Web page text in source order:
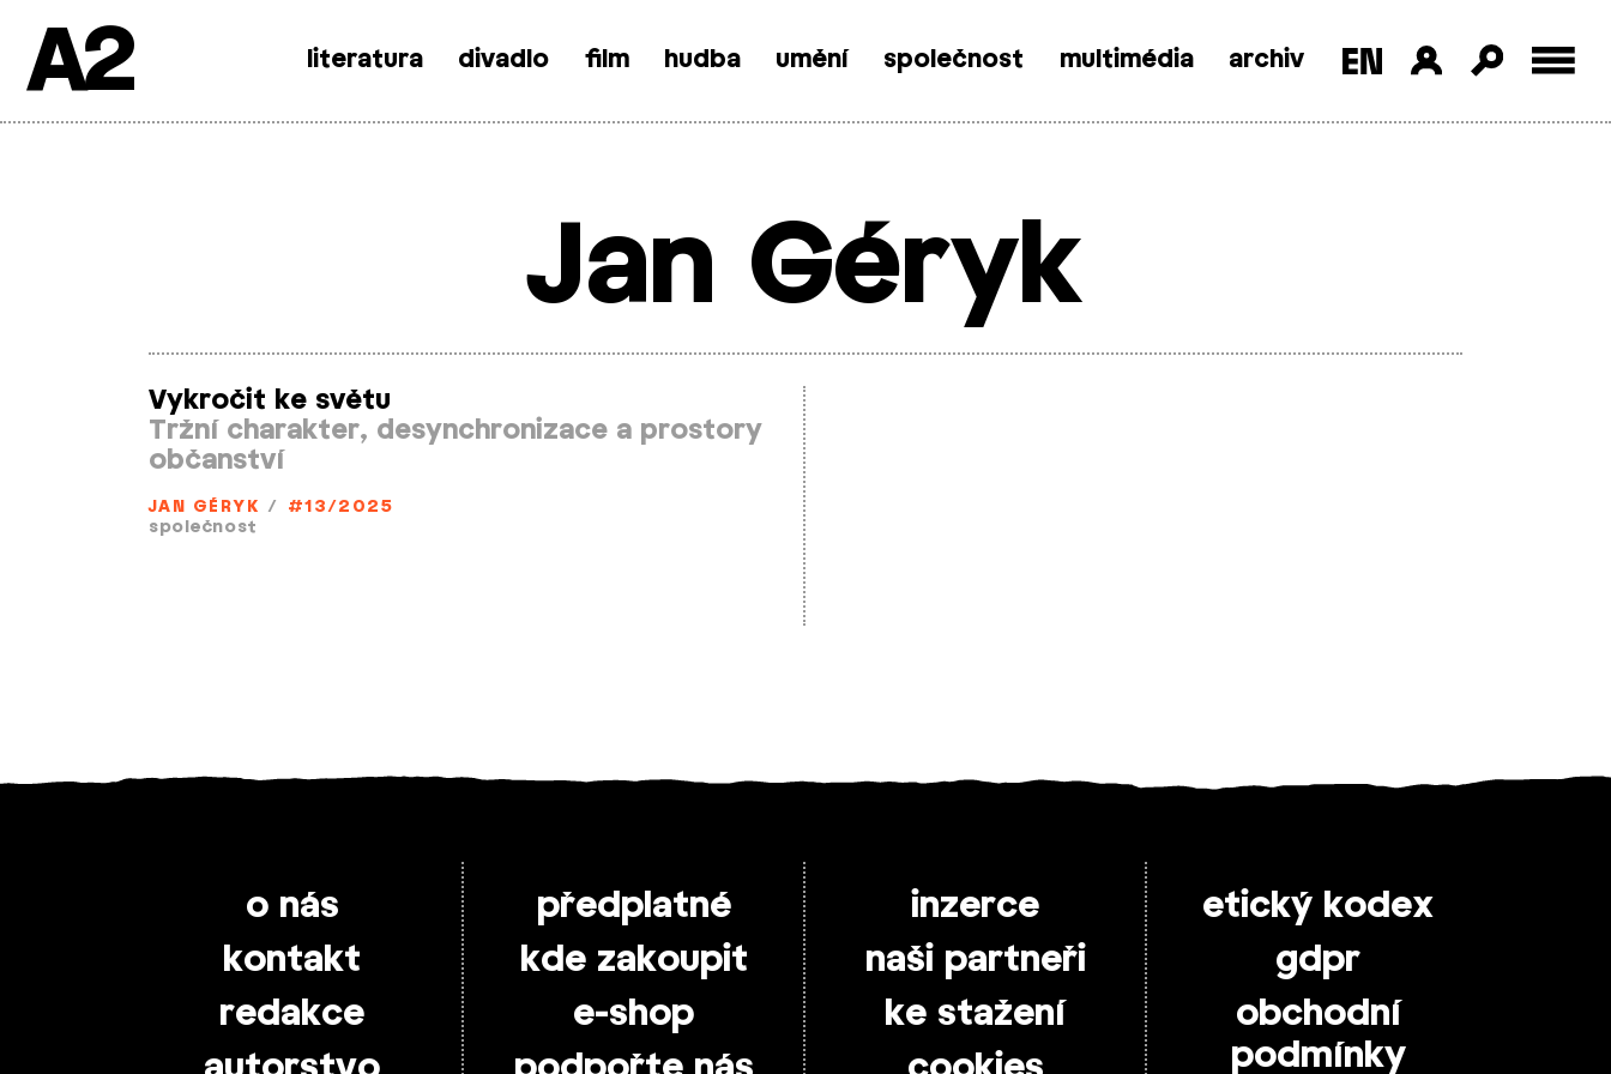
SkipA2 literatura divadlo film hudba umění společnost multimédia archiv
Jan Géryk
Vykročit ke světu
Tržní charakter, desynchronizace a prostory
občanství
JAN GÉRYK /
#13/2025
společnost
o nás
kontakt
redakce
předplatné
kde zakoupit
e-shop
inzerce
naši partneři
ke stažení
etický kodex
gdpr
obchodní
podmínky